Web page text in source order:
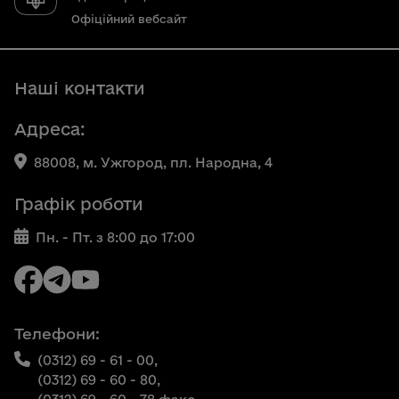
Офіційний вебсайт
Наші контакти
Адреса:
88008, м. Ужгород, пл. Народна, 4
Графік роботи
Пн. - Пт. з 8:00 до 17:00
Телефони:
(0312) 69 - 61 - 00,
(0312) 69 - 60 - 80,